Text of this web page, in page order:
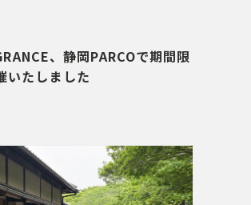
、静岡PARCOで期間限
いたしました